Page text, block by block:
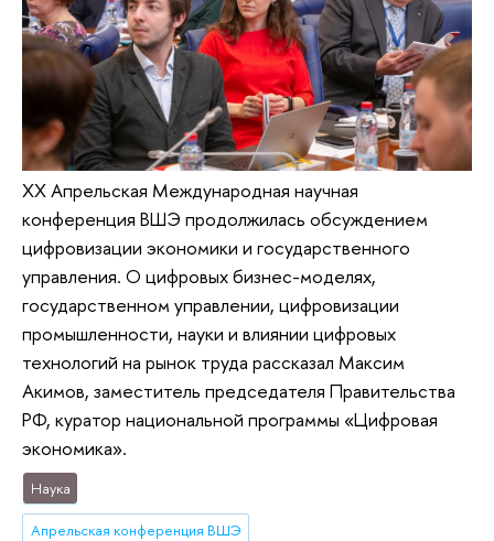
XX Апрельская Международная научная
конференция ВШЭ продолжилась обсуждением
цифровизации экономики и государственного
управления. О цифровых бизнес-моделях,
государственном управлении, цифровизации
промышленности, науки и влиянии цифровых
технологий на рынок труда рассказал Максим
Акимов, заместитель председателя Правительства
РФ, куратор национальной программы «Цифровая
экономика».
Наука
Апрельская конференция ВШЭ